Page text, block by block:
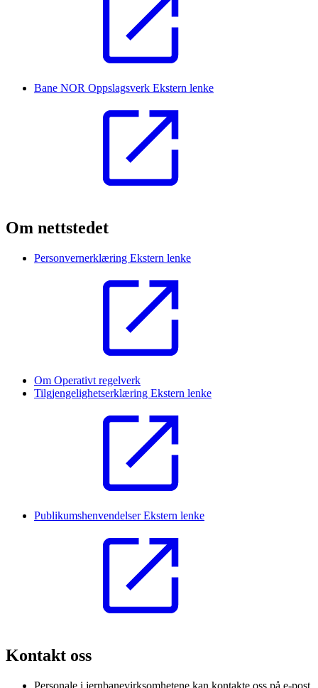
Bane NOR Oppslagsverk Ekstern lenke
Om nettstedet
Personvernerklæring Ekstern lenke
Om Operativt regelverk
Tilgjengelighetserklæring Ekstern lenke
PublikumshenvendelserEkstern lenke
Kontakt oss
Personale i jernbanevirksomhetene kan kontakte oss på e-post